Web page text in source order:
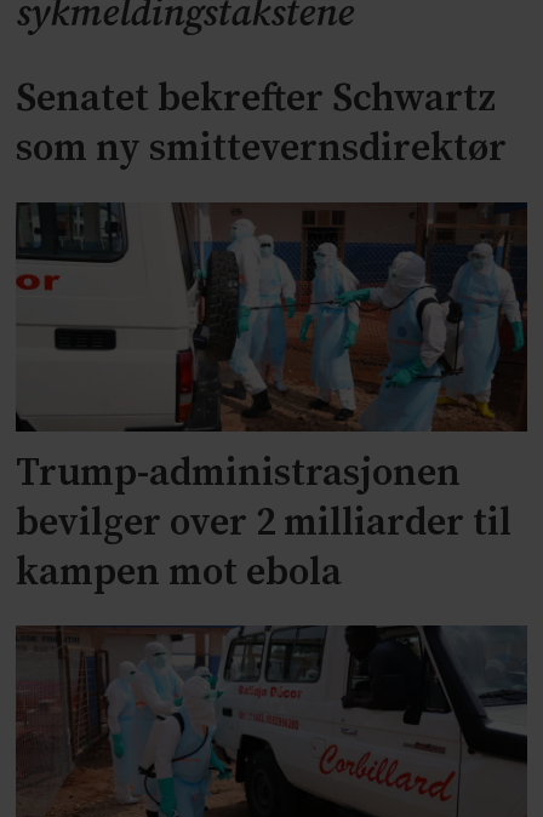
sykmeldingstakstene
Senatet bekrefter Schwartz
som ny smittevernsdirektør
Trump-administrasjonen
bevilger over 2 milliarder til
kampen mot ebola